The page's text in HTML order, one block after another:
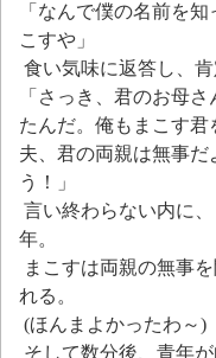
「なんで僕の名前を
こすや」
食い気味に返答し、肯
「さっき、君のお母
たんだ。俺もまこす
夫、君の両親は無事だ
う！」
言い終わらない内に
年。
まこすは両親の無事
れる。
(ほんまよかったわ～)
そして数分後、青年